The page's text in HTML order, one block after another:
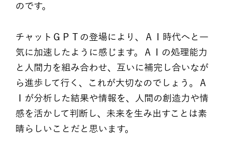
のです。
チャットＧＰＴの登場により、ＡＩ時代へと一
気に加速したように感じます。ＡＩの処理能力
と人間力を組み合わせ、互いに補完し合いなが
ら進歩して行く、これが大切なのでしょう。Ａ
Ｉが分析した結果や情報を、人間の創造力や情
感を活かして判断し、未来を生み出すことは素
晴らしいことだと思います。